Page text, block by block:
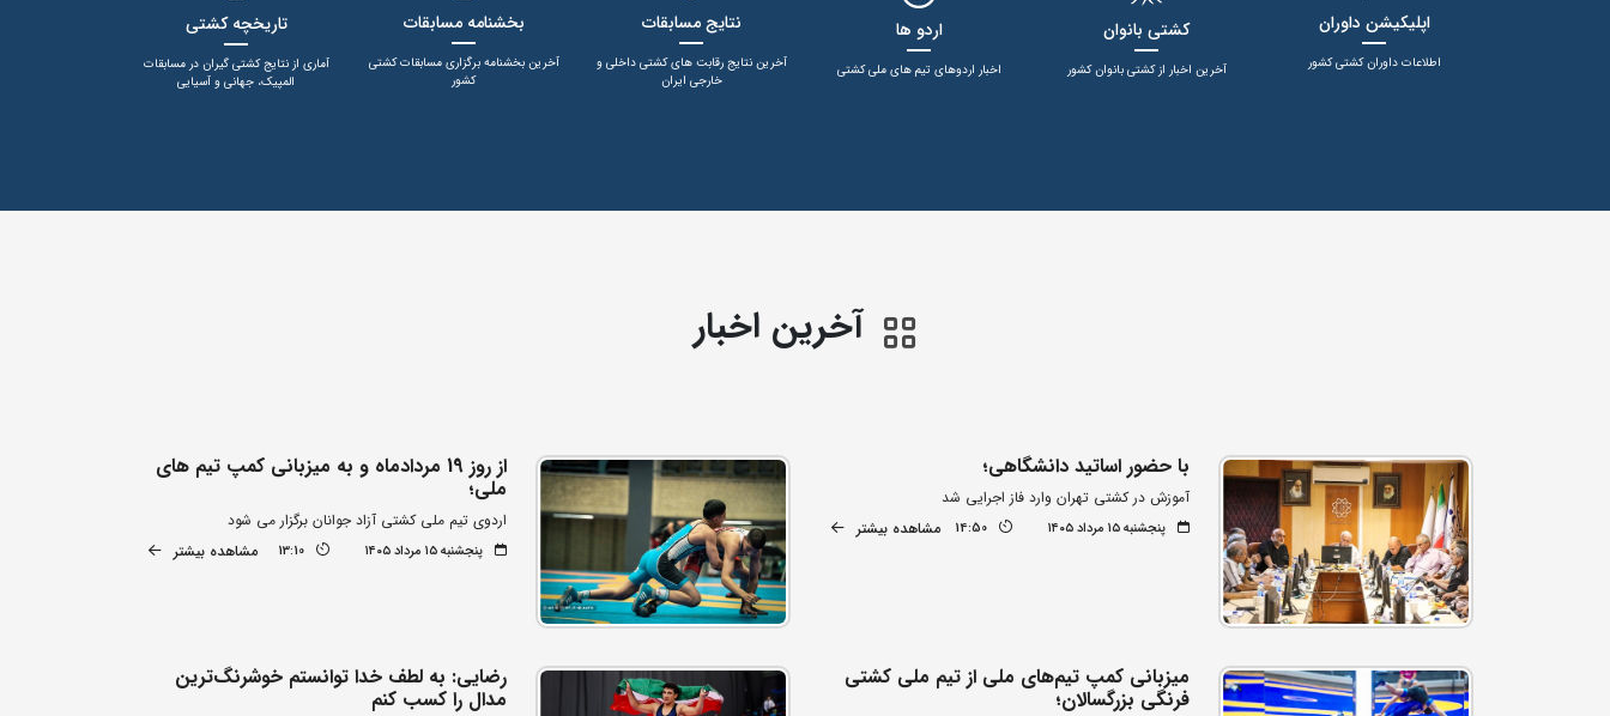
اپلیکیشن داوران
اطلاعات داوران کشتی کشور
کشتی بانوان
آخرین اخبار از کشتی بانوان کشور
اردو ها
اخبار اردوهای تیم های ملی کشتی
نتایج مسابقات
آخرین نتایج رقابت های کشتی داخلی و
خارجی ایران
بخشنامه مسابقات
آخرین بخشنامه برگزاری مسابقات کشتی
کشور
تاریخچه کشتی
آماری از نتایج کشتی گیران در مسابقات
المپیک، جهانی و آسیایی
آخرین اخبار
با حضور اساتید دانشگاهی؛
آموزش در کشتی تهران وارد فاز اجرایی شد
پنجشنبه ۱۵ مرداد ۱۴۰۵ 14:50 مشاهده بیشتر
از روز 19 مردادماه و به میزبانی کمپ تیم های
ملی؛
اردوی تیم ملی کشتی آزاد جوانان برگزار می شود
پنجشنبه ۱۵ مرداد ۱۴۰۵ 13:10 مشاهده بیشتر
میزبانی کمپ تیم‌های ملی از تیم ملی کشتی
فرنگی بزرگسالان؛
رضایی: به لطف خدا توانستم خوشرنگ‌ترین
مدال را کسب کنم